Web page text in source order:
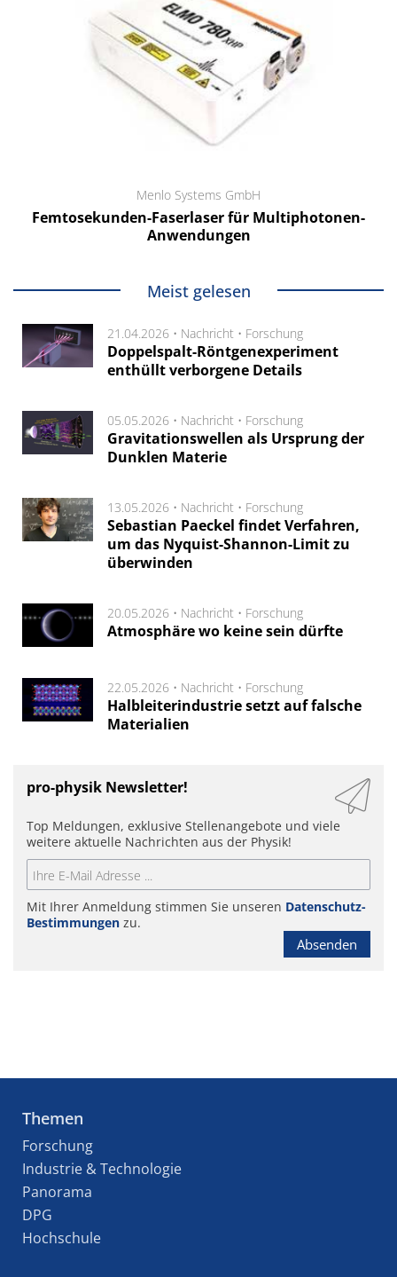
Menlo Systems GmbH
Femtosekunden-Faserlaser für Multiphotonen-
Anwendungen
Meist gelesen
21.04.2026 • Nachricht • Forschung
Doppelspalt-Röntgenexperiment
enthüllt verborgene Details
05.05.2026 • Nachricht • Forschung
Gravitationswellen als Ursprung der
Dunklen Materie
13.05.2026 • Nachricht • Forschung
Sebastian Paeckel findet Verfahren,
um das Nyquist-Shannon-Limit zu
überwinden
20.05.2026 • Nachricht • Forschung
Atmosphäre wo keine sein dürfte
22.05.2026 • Nachricht • Forschung
Halbleiterindustrie setzt auf falsche
Materialien
pro-physik Newsletter!
Top Meldungen, exklusive Stellenangebote und viele
weitere aktuelle Nachrichten aus der Physik!
Mit Ihrer Anmeldung stimmen Sie unseren Datenschutz-
Bestimmungen zu.
Absenden
Themen
Forschung
Industrie & Technologie
Panorama
DPG
Hochschule